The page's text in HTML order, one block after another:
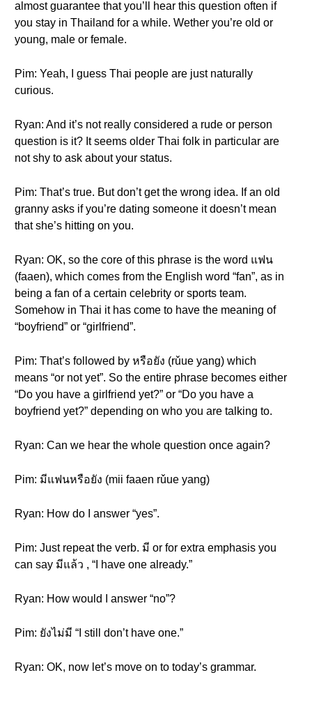
almost guarantee that you’ll hear this question often if
you stay in Thailand for a while. Wether you’re old or
young, male or female.
Pim: Yeah, I guess Thai people are just naturally
curious.
Ryan: And it’s not really considered a rude or person
question is it? It seems older Thai folk in particular are
not shy to ask about your status.
Pim: That’s true. But don’t get the wrong idea. If an old
granny asks if you’re dating someone it doesn’t mean
that she’s hitting on you.
Ryan: OK, so the core of this phrase is the word แฟน
(faaen), which comes from the English word “fan”, as in
being a fan of a certain celebrity or sports team.
Somehow in Thai it has come to have the meaning of
“boyfriend” or “girlfriend”.
Pim: That’s followed by หรือยัง (rǔue yang) which
means “or not yet”. So the entire phrase becomes either
“Do you have a girlfriend yet?” or “Do you have a
boyfriend yet?” depending on who you are talking to.
Ryan: Can we hear the whole question once again?
Pim: มีแฟนหรือยัง (mii faaen rǔue yang)
Ryan: How do I answer “yes”.
Pim: Just repeat the verb. มี or for extra emphasis you
can say มีแล้ว , “I have one already.”
Ryan: How would I answer “no”?
Pim: ยังไม่มี “I still don’t have one.”
Ryan: OK, now let’s move on to today’s grammar.